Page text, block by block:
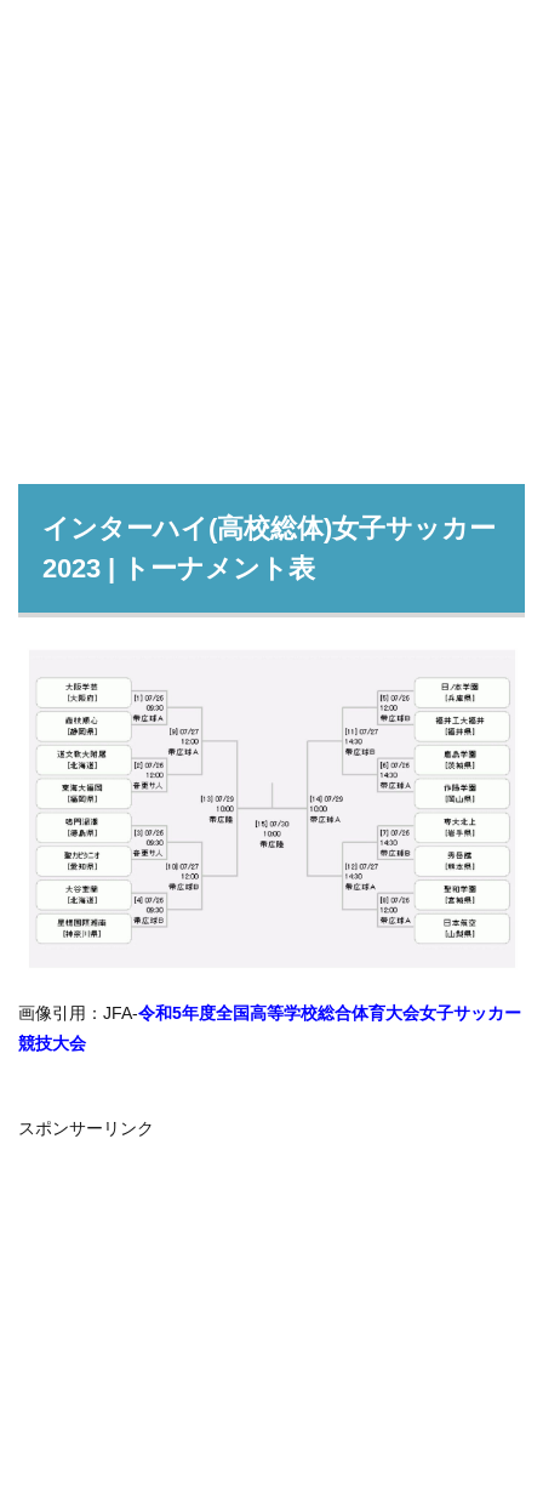
インターハイ(高校総体)女子サッカー
2023 | トーナメント表
画像引用：JFA-令和5年度全国高等学校総合体育大会女子サッカー
競技大会
スポンサーリンク